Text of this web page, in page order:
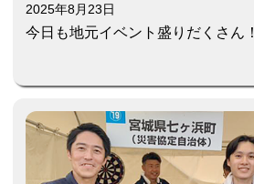
2025年8月23日
今日も地元イベント盛りだくさん！